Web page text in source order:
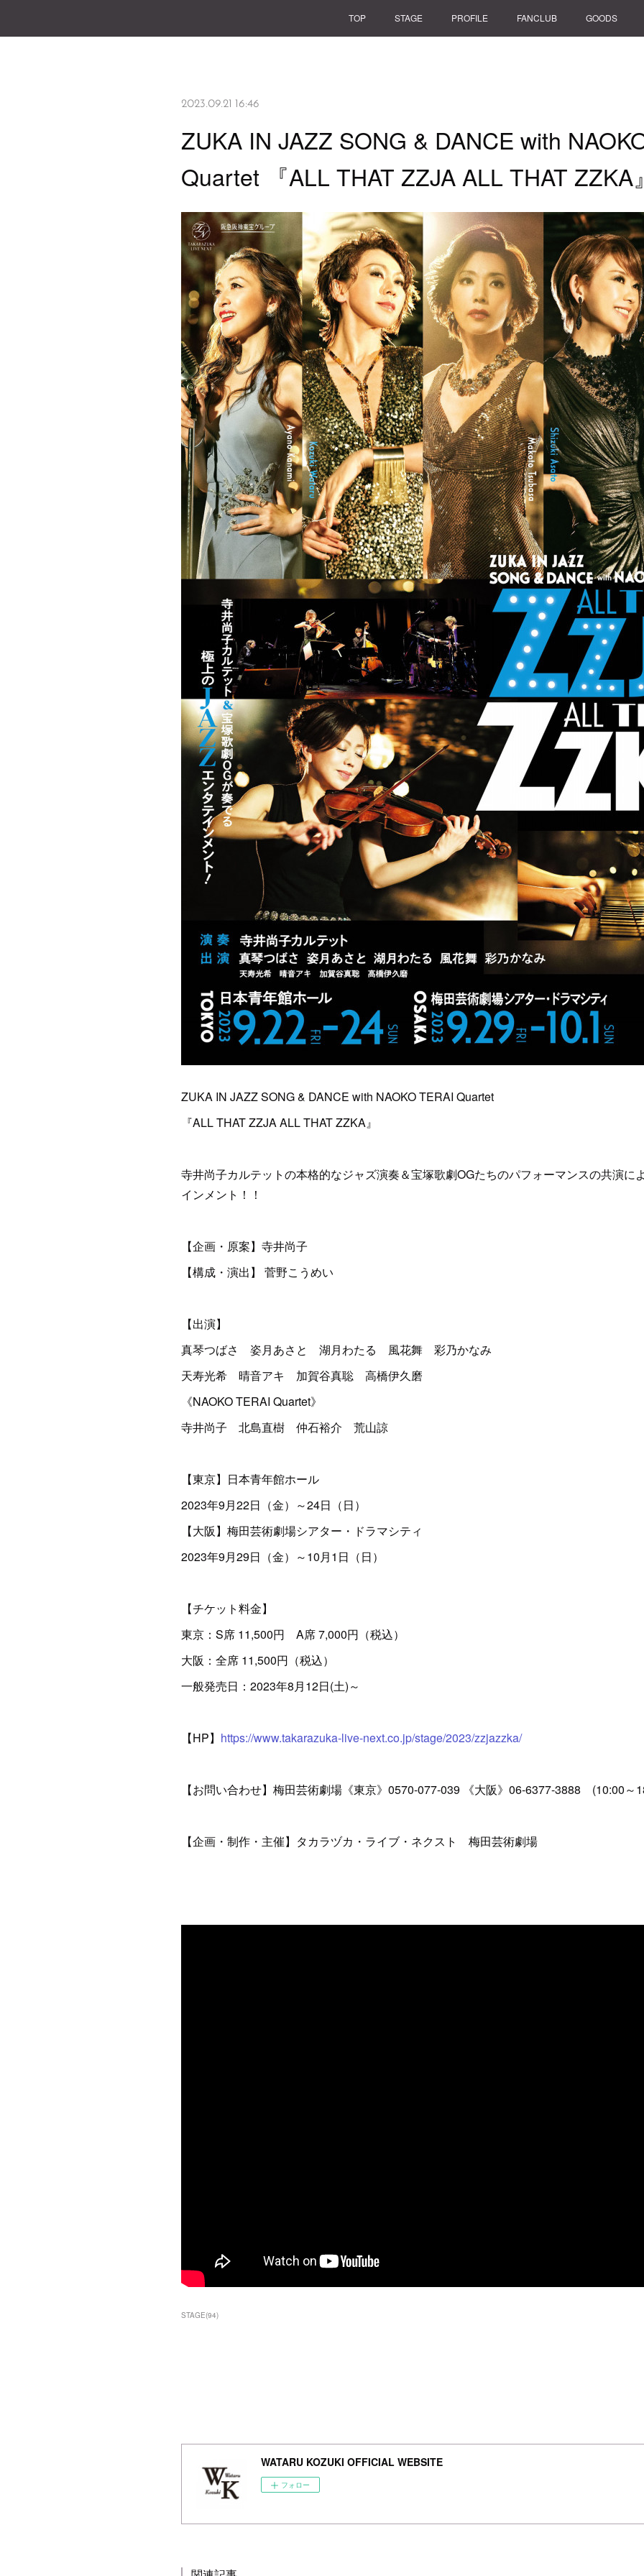
TOP STAGE PROFILE FANCLUB GOODS
2023.09.21 16:46
ZUKA IN JAZZ SONG & DANCE with
Quartet 『ALL THAT ZZJA ALL THAT ZZKA
ZUKA IN JAZZ SONG & DANCE with NAOKO TERAI Quartet
『ALL THAT ZZJA ALL THAT ZZKA』
寺井尚子カルテットの本格的なジャズ演奏＆宝塚歌劇OGたちのパフォーマンスの共演に
インメント！！
【企画・原案】寺井尚子
【構成・演出】 菅野こうめい
【出演】
真琴つばさ 姿月あさと 湖月わたる 風花舞 彩乃かなみ
天寿光希 晴音アキ 加賀谷真聡 高橋伊久磨
《NAOKO TERAI Quartet》
寺井尚子 北島直樹 仲石裕介 荒山諒
【東京】日本青年館ホール
2023年9月22日（金）～24日（日）
【大阪】梅田芸術劇場シアター・ドラマシティ
2023年9月29日（金）～10月1日（日）
【チケット料金】
東京：S席 11,500円 A席 7,000円（税込）
大阪：全席 11,500円（税込）
一般発売日：2023年8月12日(土)～
【HP】 https://www.takarazuka-live-next.co.jp/stage/2023/zzjazzka/
【お問い合わせ】梅田芸術劇場《東京》0570-077-039 《大阪》06-6377-3888 (10:00～
【企画・制作・主催】タカラヅカ・ライブ・ネクスト 梅田芸術劇場
STAGE(94)
WATARU KOZUKI OFFICIAL WEBSITE
フォロー